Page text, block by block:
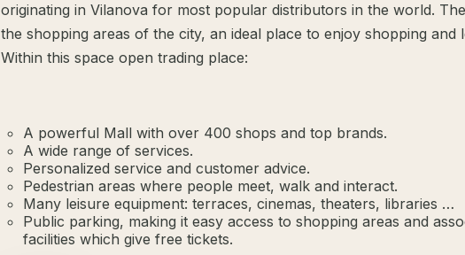
originating in Vilanova for most popular distributors in the world.
the shopping areas of the city, an ideal place to enjoy shopping and
Within this space open trading place:
A powerful Mall with over 400 shops and top brands.
A wide range of services.
Personalized service and customer advice.
Pedestrian areas where people meet, walk and interact.
Many leisure equipment: terraces, cinemas, theaters, libraries …
Public parking, making it easy access to shopping areas and
facilities which give free tickets.